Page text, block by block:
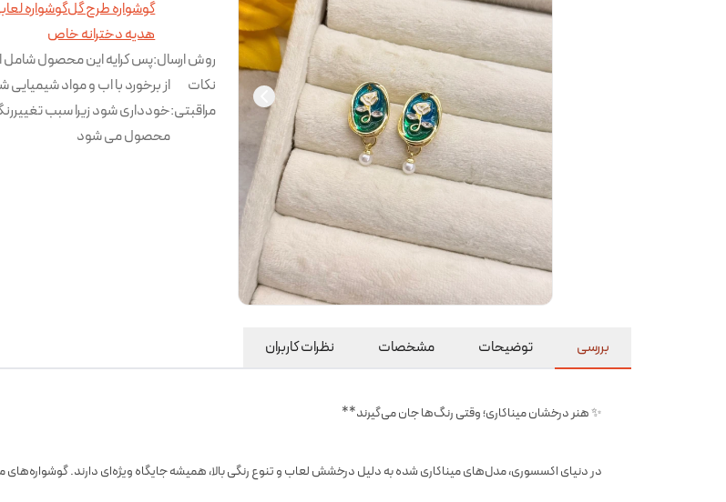
گوشواره طرح گلگوشواره
هدیه دخترانه خاص
روش ارسال:پس کرایه این محصول شامل
نکات
مراقبتی:
از برخورد با اب و مواد
خودداری شود زیرا سبب
محصول می شود
بررسی توضیحات مشخصات نظرات کاربران
✨ هنر درخشان میناکاری؛ وقتی رنگ‌ها جان می‌گیرند**
در دنیای اکسسوری، مدل‌های میناکاری شده به دلیل درخشش لعاب و تنوع رنگی بالا، همیشه جایگاه ویژه‌ای دارند.